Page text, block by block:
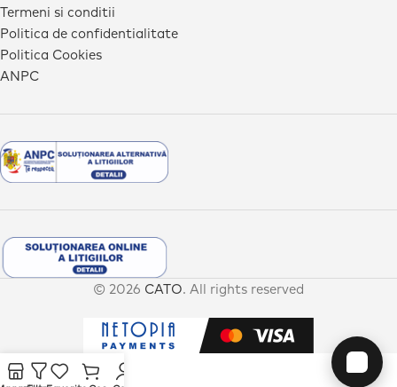
Termeni si conditii
Politica de confidentialitate
Politica Cookies
ANPC
© 2026 CATO. All rights reserved